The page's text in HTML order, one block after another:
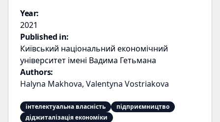
Year:
2021
Published in:
Київський національний економічний
університет імені Вадима Гетьмана
Authors:
Halyna Makhova, Valentyna Vostriakova
інтелектуальна власність
підприємництво
діджиталізація економіки